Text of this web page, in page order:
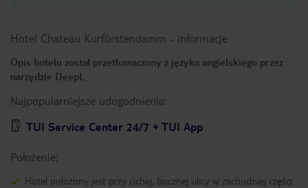
Hotel Chateau Kurfürstendamm - informacje
Opis hotelu został przetłumaczony z języka angielskiego przez
narzędzie DeepL
Najpopularniejsze udogodnienia:
TUI Service Center 24/7 + TUI App
Położenie:
Hotel położony jest przy cichej, bocznej ulicy w zachodniej części